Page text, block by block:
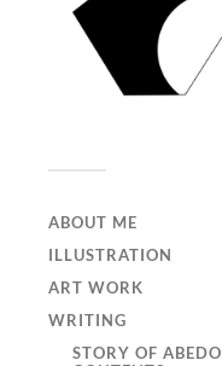
ABOUT ME
ILLUSTRATION
ART WORK
WRITING
STORY OF ABEDO